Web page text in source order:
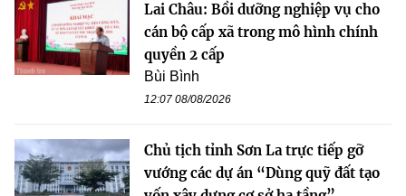
Lai Châu: Bồi dưỡng nghiệp vụ cho
cán bộ cấp xã trong mô hình chính
quyền 2 cấp
Bùi Bình
12:07 08/08/2026
Chủ tịch tỉnh Sơn La trực tiếp gỡ
vướng các dự án “Dùng quỹ đất tạo